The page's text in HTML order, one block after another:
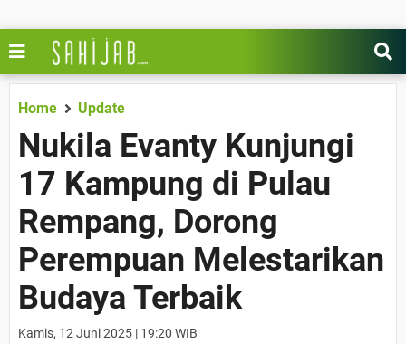
Home Update
Nukila Evanty Kunjungi
17 Kampung di Pulau
Rempang, Dorong
Perempuan Melestarikan
Budaya Terbaik
Kamis, 12 Juni 2025 | 19:20 WIB